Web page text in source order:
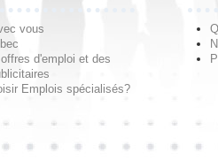
vous
d'emploi et des
Emplois spécialisés?